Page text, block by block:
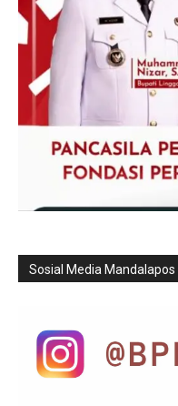
Sosial Media Mandalapos